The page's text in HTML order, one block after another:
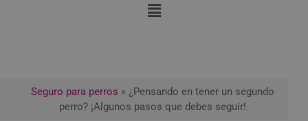
Seguro para perros » ¿Pensando en tener un segundo
perro? ¡Algunos pasos que debes seguir!